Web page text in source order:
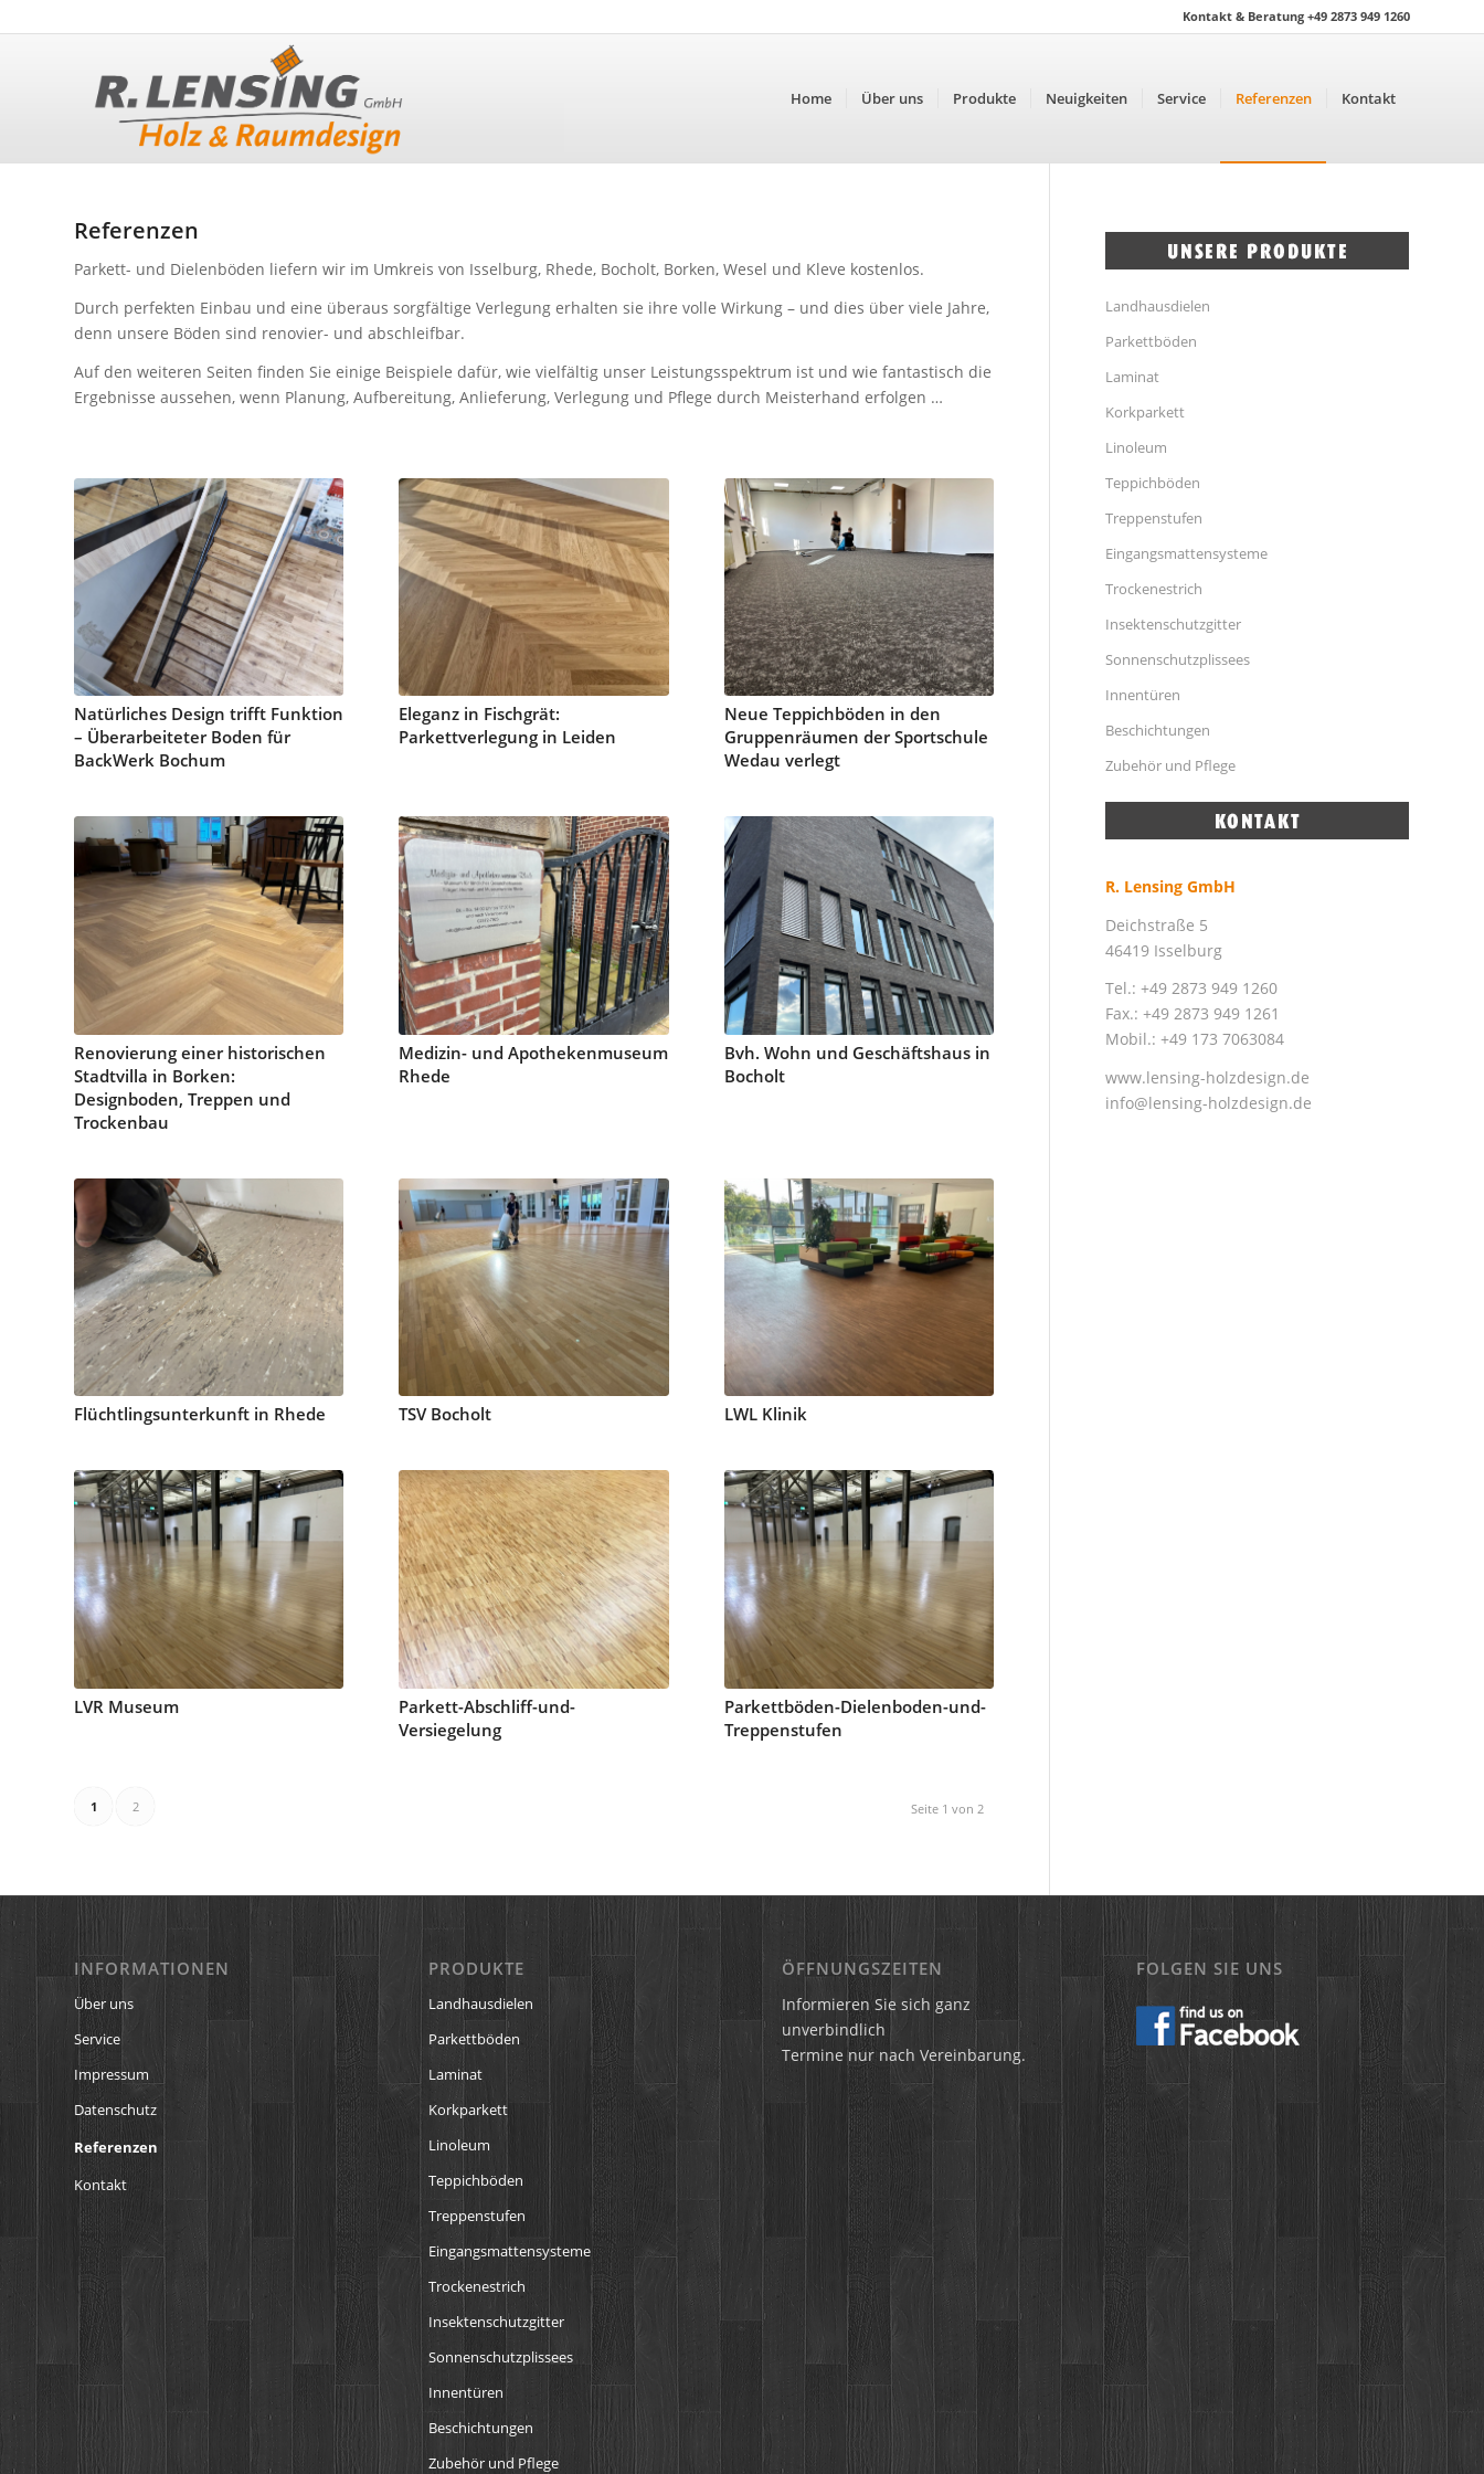
Kontakt & Beratung +49 2873 949 1260
Home Über uns Produkte Neuigkeiten Service Referenzen Kontakt
Referenzen
Parkett- und Dielenböden liefern wir im Umkreis von Isselburg, Rhede, Bocholt, Borken, Wesel und Kleve kostenlos.
Durch perfekten Einbau und eine überaus sorgfältige Verlegung erhalten sie ihre volle Wirkung – und dies über viele Jahre,
denn unsere Böden sind renovier- und abschleifbar.
Auf den weiteren Seiten finden Sie einige Beispiele dafür, wie vielfältig unser Leistungsspektrum ist und wie fantastisch die
Ergebnisse aussehen, wenn Planung, Aufbereitung, Anlieferung, Verlegung und Pflege durch Meisterhand erfolgen …
Natürliches Design trifft Funktion
– Überarbeiteter Boden für
BackWerk Bochum
Eleganz in Fischgrät:
Parkettverlegung in Leiden
Neue Teppichböden in den
Gruppenräumen der Sportschule
Wedau verlegt
Renovierung einer historischen
Stadtvilla in Borken:
Designboden, Treppen und
Trockenbau
Medizin- und Apothekenmuseum
Rhede
Bvh. Wohn und Geschäftshaus in
Bocholt
Flüchtlingsunterkunft in Rhede TSV Bocholt LWL Klinik
LVR Museum
Parkett-Abschliff-und-
Versiegelung
Parkettböden-Dielenboden-und-
Treppenstufen
Seite 1 von 2
1 2
Landhausdielen
Parkettböden
Laminat
Korkparkett
Linoleum
Teppichböden
Treppenstufen
Eingangsmattensysteme
Trockenestrich
Insektenschutzgitter
Sonnenschutzplissees
Innentüren
Beschichtungen
Zubehör und Pflege
R. Lensing GmbH
Deichstraße 5
46419 Isselburg
Tel.: +49 2873 949 1260
Fax.: +49 2873 949 1261
Mobil.: +49 173 7063084
www.lensing-holzdesign.de
info@lensing-holzdesign.de
INFORMATIONEN
Über uns
Service
Impressum
Datenschutz
Referenzen
Kontakt
PRODUKTE
Landhausdielen
Parkettböden
Laminat
Korkparkett
Linoleum
Teppichböden
Treppenstufen
Eingangsmattensysteme
Trockenestrich
Insektenschutzgitter
Sonnenschutzplissees
Innentüren
Beschichtungen
Zubehör und Pflege
ÖFFNUNGSZEITEN
Informieren Sie sich ganz
unverbindlich
Termine nur nach Vereinbarung.
FOLGEN SIE UNS